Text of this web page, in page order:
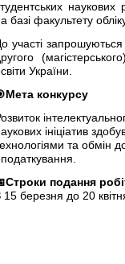
наукових
базі факультету
участі
України.
конкурсу
ініціатив
та обмін
подання
15 березня до 20